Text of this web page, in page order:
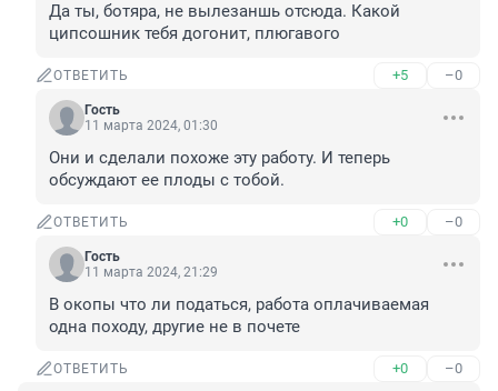
Да ты, ботяра, не вылезаншь отсюда. Какой
ципсошник тебя догонит, плюгавого
ОТВЕТИТЬ +5 –0
Гость
11 марта 2024, 01:30
Они и сделали похоже эту работу. И теперь
обсуждают ее плоды с тобой.
ОТВЕТИТЬ +0 –0
Гость
11 марта 2024, 21:29
В окопы что ли податься, работа оплачиваемая
одна походу, другие не в почете
ОТВЕТИТЬ +0 –0